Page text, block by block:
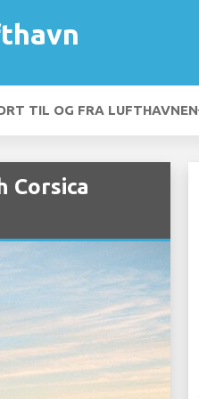
TIL OG FRA LUFTHAVNEN
Corsica